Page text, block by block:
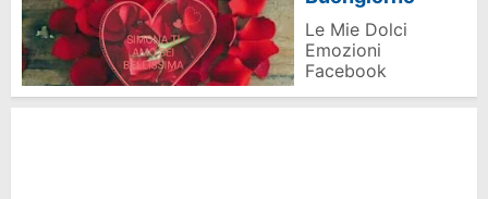
Le Mie Dolci
Emozioni
Facebook